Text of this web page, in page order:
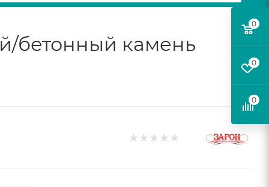
бетонный камень
0
0
0